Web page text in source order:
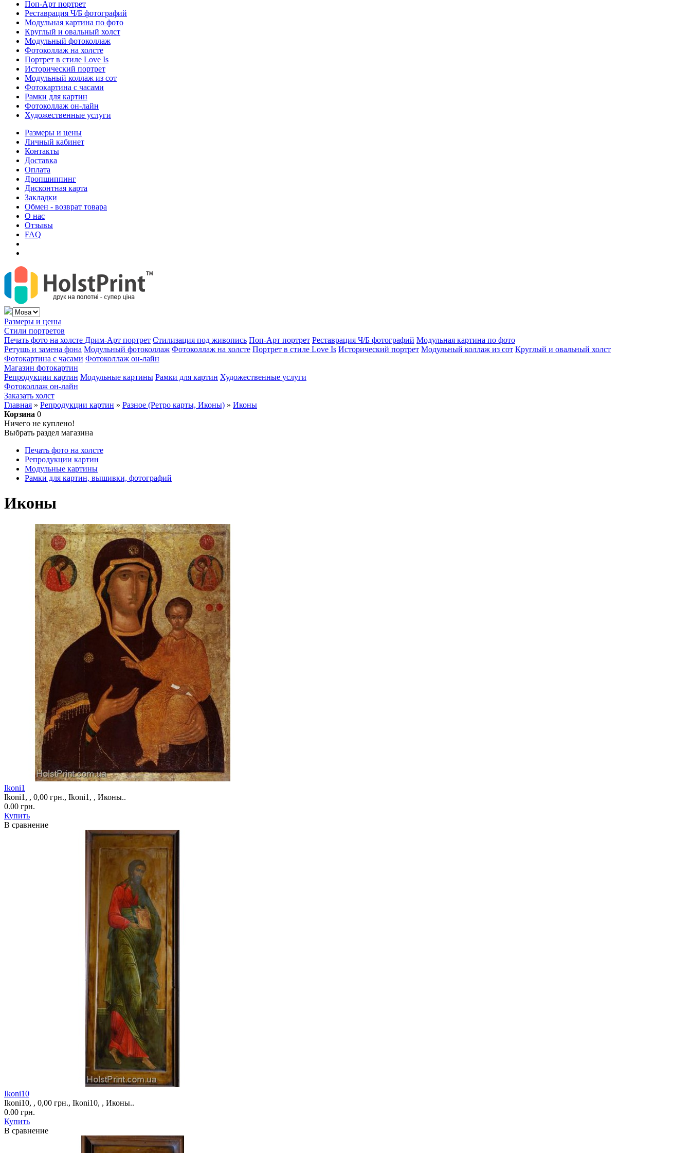
Поп-Арт портрет
Реставрация Ч/Б фотографий
Модульная картина по фото
Круглый и овальный холст
Модульный фотоколлаж
Фотоколлаж на холсте
Портрет в стиле Love Is
Исторический портрет
Модульный коллаж из сот
Фотокартина с часами
Рамки для картин
Фотоколлаж он-лайн
Художественные услуги
Размеры и цены
Личный кабинет
Контакты
Доставка
Оплата
Дропшиппинг
Дисконтная карта
Закладки
Обмен - возврат товара
О нас
Отзывы
FAQ
Размеры и цены
Стили портретов
Печать фото на холсте Дрим-Арт портрет Стилизация под живопись Поп-Арт портрет Реставрация Ч/Б фотографий Модульная картина по фото
Ретушь и замена фона Модульный фотоколлаж Фотоколлаж на холсте Портрет в стиле Love Is Исторический портрет Модульный коллаж из сот Круглый и овальный холст
Фотокартина с часами Фотоколлаж он-лайн
Магазин фотокартин
Репродукции картин Модульные картины Рамки для картин Художественные услуги
Фотоколлаж он-лайн
Заказать холст
Главная » Репродукции картин » Разное (Ретро карты, Иконы) » Иконы
Корзина 0
Ничего не куплено!
Выбрать раздел магазина
Печать фото на холсте
Репродукции картин
Модульные картины
Рамки для картин, вышивки, фотографий
Иконы
Ikoni1
Ikoni1, , 0,00 грн., Ikoni1, , Иконы..
0.00 грн.
Купить
В сравнение
Ikoni10
Ikoni10, , 0,00 грн., Ikoni10, , Иконы..
0.00 грн.
Купить
В сравнение